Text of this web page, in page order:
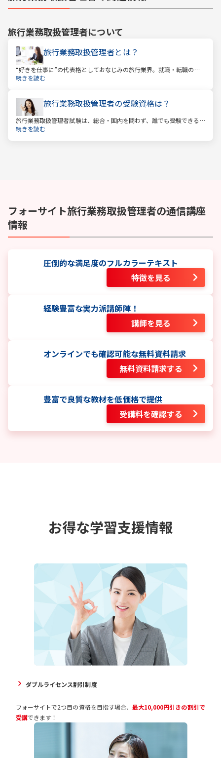
旅行業務取扱管理者について
旅行業務取扱管理者とは？
“好きを仕事に”の代表格としておなじみの旅行業界。就職・転職の人
気企業ランキングでは旅行会社が常に上位に君臨し、いつの時代にも
続きを読む
旅行業務取扱管理者の受験資格は？
旅行業務取扱管理者試験は、総合・国内を問わず、誰でも受験できる
資格です。一般的に「国家資格」といえば受験資格が多いですが、
続きを読む
フォーサイト旅行業務取扱管理者の通信講座
情報
圧倒的な満足度のフルカラーテキスト
特徴を見る
経験豊富な実力派講師陣！
講師を見る
オンラインでも確認可能な無料資料請求
無料資料請求する
豊富で良質な教材を低価格で提供
受講料を確認する
お得な学習支援情報
ダブルライセンス割引制度
フォーサイトで2つ目の資格を目指す場合、 最大10,000円引きの割引で
受講できます！